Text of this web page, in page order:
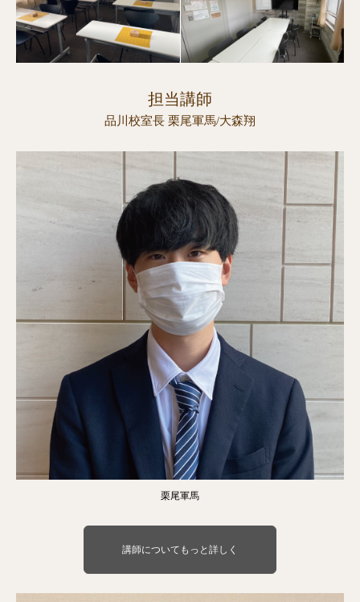
担当講師
品川校室長 栗尾軍馬/大森翔
栗尾軍馬
講師についてもっと詳しく